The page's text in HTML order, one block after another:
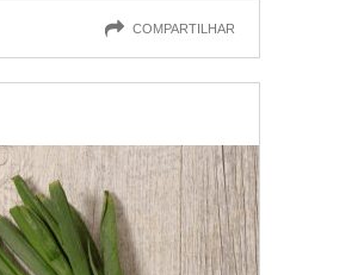
COMPARTILHAR